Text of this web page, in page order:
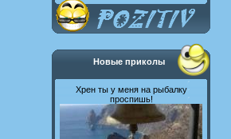
Новые приколы
Хрен ты у меня на рыбалку
проспишь!